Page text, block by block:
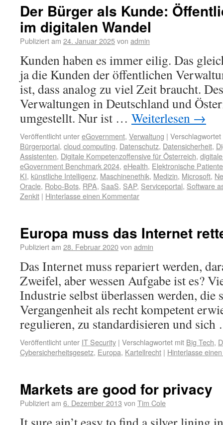
Der Bürger als Kunde:
im digitalen Wandel
Publiziert am 24. Januar 2025von admin
Kunden haben es immer eilig. Das
ja die Kunden der öffentlichen
ist, dass analog zu viel Zeit braucht.
Verwaltungen in Deutschland und
umgestellt. Nur ist … Weiterlesen →
Veröffentlicht untereGovernment, Verwaltung | Verschlagwortet
Bürgerportal, cloud computing, Datenschutz, Datensicherheit,
Assistenten, Digitale Kompetenzoffensive für Österreich,
eGovernment Benchmark 2024, eHealth, Elektronische
KI, künstliche Intelligenz, Maschinenethik, Medizin, Microsoft,
Oracle, Robo-Bots, RPA, SaaS, SAP, Serviceportal, Software
Zenkit | Hinterlasse einen Kommentar
Europa muss das Internet
Publiziert am 28. Februar 2020von admin
Das Internet muss repariert werden,
Zweifel, aber wessen Aufgabe ist es?
Industrie selbst überlassen werden, die
Vergangenheit als recht kompetent
regulieren, zu standardisieren und
Veröffentlicht unter IT Security | Verschlagwortet mit Big Tech,
Cybersicherheitsgesetz, Europa, Kartellrecht | Hinterlasse
Markets are good for privacy
Publiziert am 6. Dezember 2013 von Tim Cole